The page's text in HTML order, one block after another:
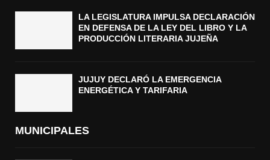
LA LEGISLATURA IMPULSA DECLARACIÓN
EN DEFENSA DE LA LEY DEL LIBRO Y LA
PRODUCCIÓN LITERARIA JUJEÑA
JUJUY DECLARÓ LA EMERGENCIA
ENERGÉTICA Y TARIFARIA
MUNICIPALES